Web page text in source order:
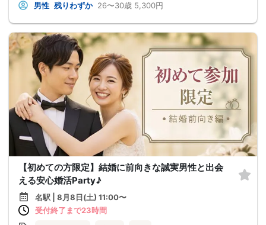
男性 残りわずか 26〜30歳 5,300円
【初めての方限定】結婚に前向きな誠実男性と出会
える安心婚活Party♪
名駅 | 8月8日(土) 11:00〜
受付終了まで23時間